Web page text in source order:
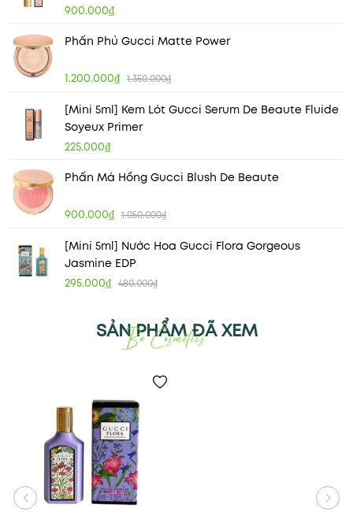
900.000₫
Phấn Phủ Gucci Matte Power
1.200.000₫ 1.350.000₫
[Mini 5ml] Kem Lót Gucci Serum De Beaute Fluide
Soyeux Primer
225.000₫
Phấn Má Hồng Gucci Blush De Beaute
900.000₫ 1.050.000₫
[Mini 5ml] Nước Hoa Gucci Flora Gorgeous
Jasmine EDP
295.000₫ 480.000₫
SẢN PHẨM ĐÃ XEM